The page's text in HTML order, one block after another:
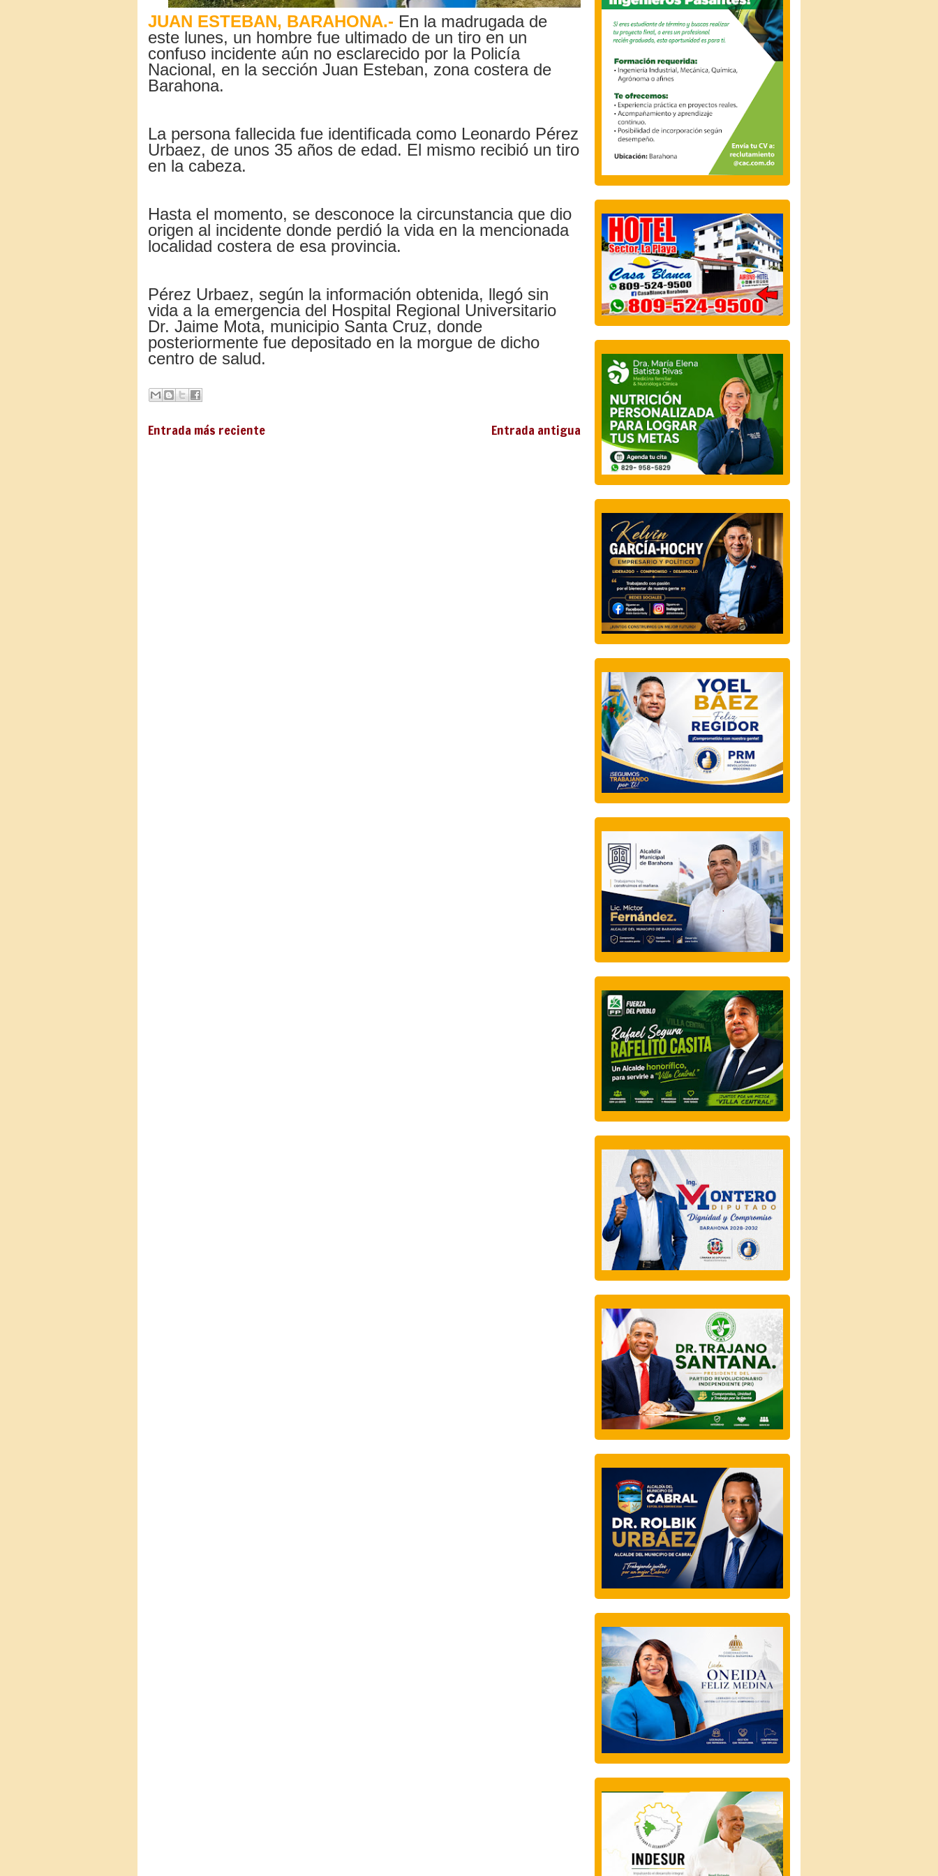
JUAN ESTEBAN, BARAHONA.- En la madrugada de
este lunes, un hombre fue ultimado de un tiro en un
confuso incidente aún no esclarecido por la Policía
Nacional, en la sección Juan Esteban, zona costera de
Barahona.
La persona fallecida fue identificada como Leonardo Pérez
Urbaez, de unos 35 años de edad. El mismo recibió un tiro
en la cabeza.
Hasta el momento, se desconoce la circunstancia que dio
origen al incidente donde perdió la vida en la mencionada
localidad costera de esa provincia.
Pérez Urbaez, según la información obtenida, llegó sin
vida a la emergencia del Hospital Regional Universitario
Dr. Jaime Mota, municipio Santa Cruz, donde
posteriormente fue depositado en la morgue de dicho
centro de salud.
Entrada más reciente Entrada antigua